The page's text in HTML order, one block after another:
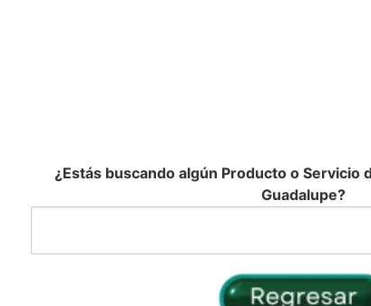
¿Estás buscando algún Producto o Servicio
Guadalupe?